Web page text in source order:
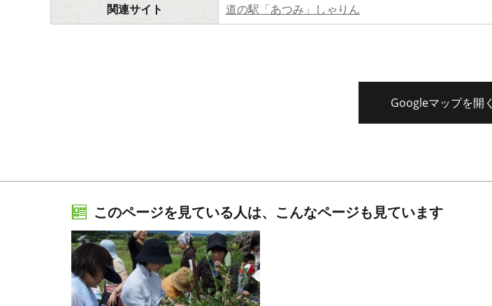
関連サイト
道の駅「あつみ」しゃりん
Googleマップを開く
このページを見ている人は、こんなページも見ています